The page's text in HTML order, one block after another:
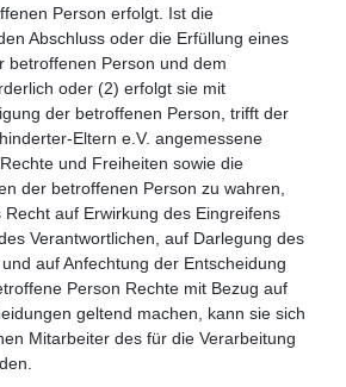
Person erfolgt. Ist die
Abschluss oder die Erfüllung eines
betroffenen Person und dem
oder (2) erfolgt sie mit
der betroffenen Person, trifft der
Eltern e.V. angemessene
und Freiheiten sowie die
der betroffenen Person zu wahren,
auf Erwirkung des Eingreifens
Verantwortlichen, auf Darlegung des
auf Anfechtung der Entscheidung
Person Rechte mit Bezug auf
geltend machen, kann sie sich
Mitarbeiter des für die Verarbeitung